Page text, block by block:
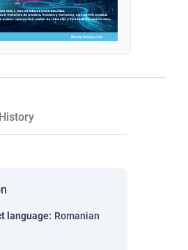
History
language: Romanian